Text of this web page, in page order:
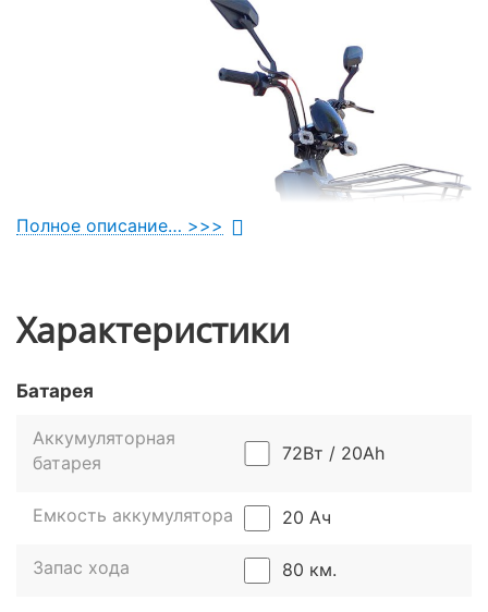
Динамика и автономность модели
Начнем с самого интересного – двигателя байка.
Полное описание… >>>
Характеристики
Батарея
Аккумуляторная
батарея
72Вт / 20Ah
Емкость аккумулятора 20 Ач
Запас хода 80 км.